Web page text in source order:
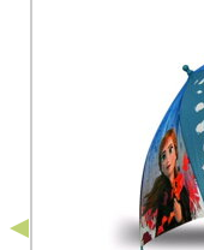
Ich stimme der
personenbezogenen
einverstanden. Ich
Bomba s.r.o. zur